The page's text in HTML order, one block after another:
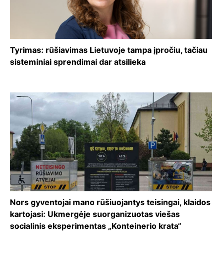
Tyrimas: rūšiavimas Lietuvoje tampa įpročiu, tačiau
sisteminiai sprendimai dar atsilieka
Nors gyventojai mano rūšiuojantys teisingai, klaidos
kartojasi: Ukmergėje suorganizuotas viešas
socialinis eksperimentas „Konteinerio krata“